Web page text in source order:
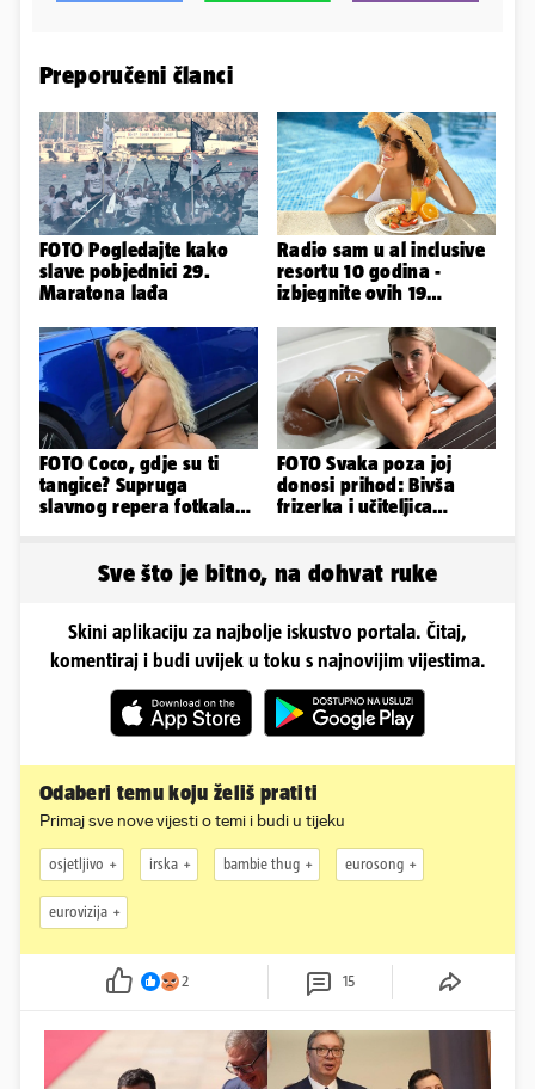
Preporučeni članci
FOTO Pogledajte kako
slave pobjednici 29.
Maratona lađa
Radio sam u al inclusive
resortu 10 godina -
izbjegnite ovih 19
odmor
FOTO Coco, gdje su ti
tangice? Supruga
slavnog repera fotkala
FOTO Svaka poza joj
donosi prihod: Bivša
frizerka i učiteljica
Sve što je bitno, na dohvat ruke
Skini aplikaciju za najbolje iskustvo portala. Čitaj,
komentiraj i budi uvijek u toku s najnovijim vijestima.
Odaberi temu koju želiš pratiti
Primaj sve nove vijesti o temi i budi u tijeku
osjetljivo irska bambie thug eurosong
eurovizija
2 15